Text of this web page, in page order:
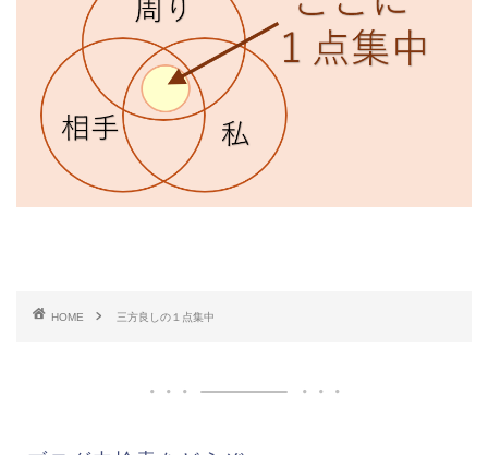
HOME 三方良しの１点集中